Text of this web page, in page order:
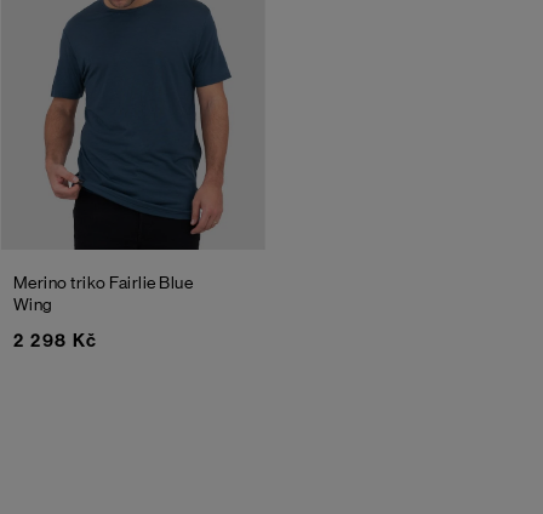
Merino triko Fairlie Blue
Wing
2 298 Kč